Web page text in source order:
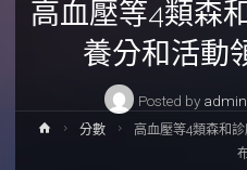
高血壓等4類森
養分和活動
Posted by admin
Home分數
高血壓等4類森和